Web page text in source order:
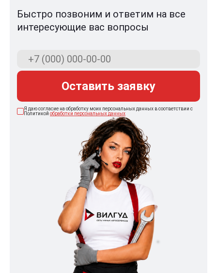
Быстро позвоним и ответим на все
интересующие вас вопросы
Оставить заявку
Я даю согласие на обработку моих персональных данных в соответствии с
Политикой обработки персональных данных